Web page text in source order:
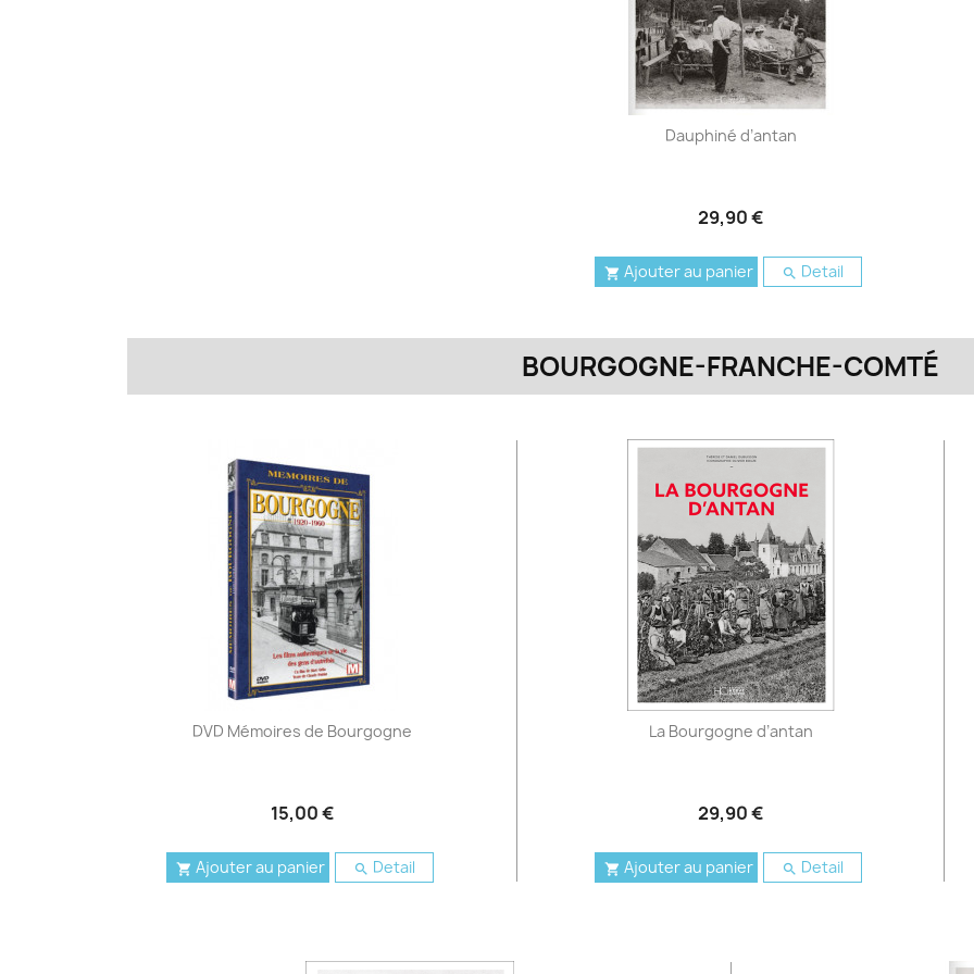
Dauphiné d’antan
29,90 €
 Ajouter au panier  Detail
BOURGOGNE-FRANCHE-COMTÉ
DVD Mémoires de Bourgogne
15,00 €
 Ajouter au panier  Detail
La Bourgogne d’antan
29,90 €
 Ajouter au panier  Detail